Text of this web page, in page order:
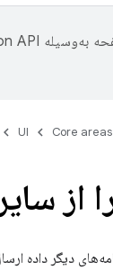
به‌وسیله
Core areas
UI
از
دیگر داده